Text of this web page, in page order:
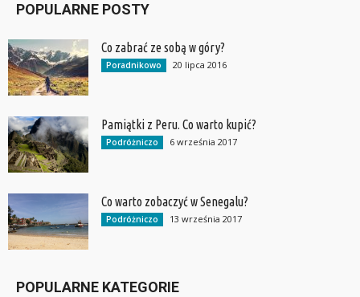
POPULARNE POSTY
Co zabrać ze sobą w góry?
Poradnikowo 20 lipca 2016
Pamiątki z Peru. Co warto kupić?
Podróżniczo 6 września 2017
Co warto zobaczyć w Senegalu?
Podróżniczo 13 września 2017
POPULARNE KATEGORIE